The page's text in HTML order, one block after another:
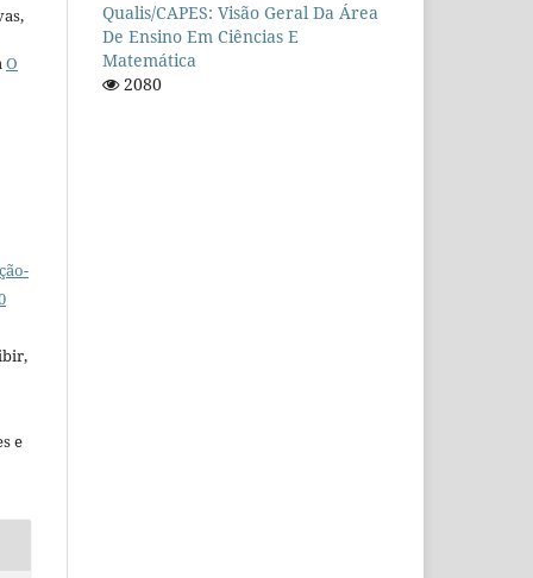
O
e
Qualis/CAPES: Visão Geral Da Área
De Ensino Em Ciências E
Matemática
2080